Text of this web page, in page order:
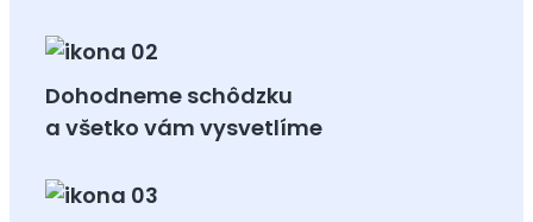
Dohodneme schôdzku
a všetko vám vysvetlíme